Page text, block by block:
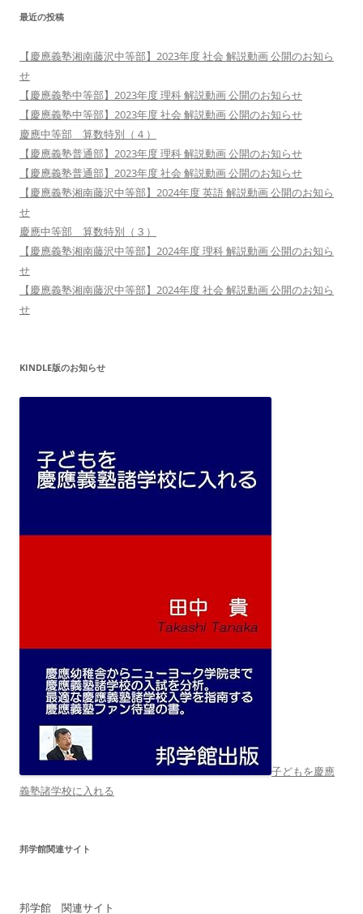
最近の投稿
【慶應義塾湘南藤沢中等部】2023年度 社会 解説動画 公開のお知ら
せ
【慶應義塾中等部】2023年度 理科 解説動画 公開のお知らせ
【慶應義塾中等部】2023年度 社会 解説動画 公開のお知らせ
慶應中等部 算数特別（４）
【慶應義塾普通部】2023年度 理科 解説動画 公開のお知らせ
【慶應義塾普通部】2023年度 社会 解説動画 公開のお知らせ
【慶應義塾湘南藤沢中等部】2024年度 英語 解説動画 公開のお知ら
せ
慶應中等部 算数特別（３）
【慶應義塾湘南藤沢中等部】2024年度 理科 解説動画 公開のお知ら
せ
【慶應義塾湘南藤沢中等部】2024年度 社会 解説動画 公開のお知ら
せ
KINDLE版のお知らせ
子どもを慶應
義塾諸学校に入れる
邦学館関連サイト
邦学館 関連サイト